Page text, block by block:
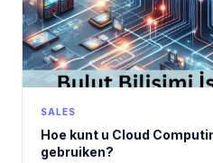
SALES
Hoe kunt u Cloud
gebruiken?